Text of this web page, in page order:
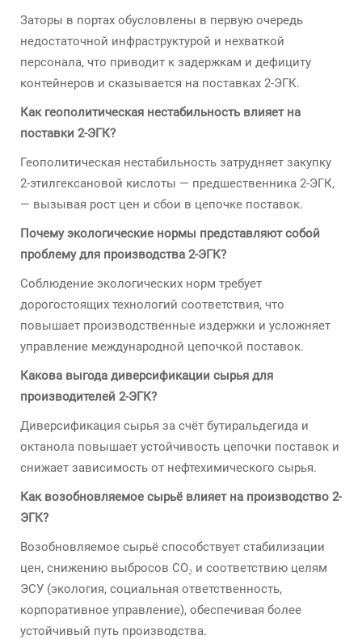
Заторы в портах обусловлены в первую очередь
недостаточной инфраструктурой и нехваткой
персонала, что приводит к задержкам и дефициту
контейнеров и сказывается на поставках 2-ЭГК.
Как геополитическая нестабильность влияет на
поставки 2-ЭГК?
Геополитическая нестабильность затрудняет закупку
2-этилгексановой кислоты — предшественника 2-ЭГК,
— вызывая рост цен и сбои в цепочке поставок.
Почему экологические нормы представляют собой
проблему для производства 2-ЭГК?
Соблюдение экологических норм требует
дорогостоящих технологий соответствия, что
повышает производственные издержки и усложняет
управление международной цепочкой поставок.
Какова выгода диверсификации сырья для
производителей 2-ЭГК?
Диверсификация сырья за счёт бутиральдегида и
октанола повышает устойчивость цепочки поставок и
снижает зависимость от нефтехимического сырья.
Как возобновляемое сырьё влияет на производство 2-
ЭГК?
Возобновляемое сырьё способствует стабилизации
цен, снижению выбросов CO₂ и соответствию целям
ЭСУ (экология, социальная ответственность,
корпоративное управление), обеспечивая более
устойчивый путь производства.